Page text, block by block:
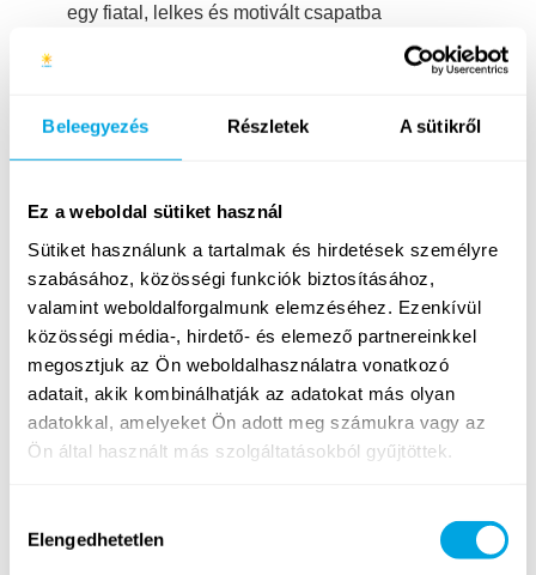
Beleegyezés Részletek A sütikről
Ez a weboldal sütiket használ
Sütiket használunk a tartalmak és hirdetések személyre
szabásához, közösségi funkciók biztosításához,
valamint weboldalforgalmunk elemzéséhez. Ezenkívül
közösségi média-, hirdető- és elemező partnereinkkel
megosztjuk az Ön weboldalhasználatra vonatkozó
adatait, akik kombinálhatják az adatokat más olyan
adatokkal, amelyeket Ön adott meg számukra vagy az
Ön által használt más szolgáltatásokból gyűjtöttek.
kiválasztása
Elengedhetetlen
egy fiatal, lelkes és motivált csapatba
ha behívunk, fontos, hogy el tudj jönni
szeretnéd megtapasztalni milyen az, amikor a
21. századi gyermekeket valóban a jövőre
A robotika oktató feladatai:
hétköznap délutánonként (15:00-16:30 között),
rugalmas beosztással(a neked megfelelő
napokon),játékos robotika órák(LEGO
eszközökkel) tartása partneriskolánkbanakár
angol nyelven is, valamint az arra való teljes
körű önálló felkészülés előre megadott tematika